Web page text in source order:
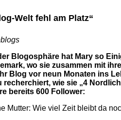
Welt fehl am Platz“
Blogosphäre hat Mary so
wo sie zusammen mit
Blog vor neun Monaten ins
wie sie „4
bereits 600 Follower:
Mutter: Wie viel Zeit bleibt da